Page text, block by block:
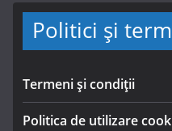
Politici și
Termeni și condiții
Politica de utilizare